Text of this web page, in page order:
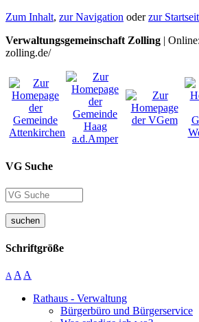
Zum Inhalt, zur Navigation oderzur
Verwaltungsgemeinschaft Zolling |
zolling.de/
VG Suche
suchen
Schriftgröße
A A A
Rathaus - Verwaltung
Bürgerbüro und Bürgerservice